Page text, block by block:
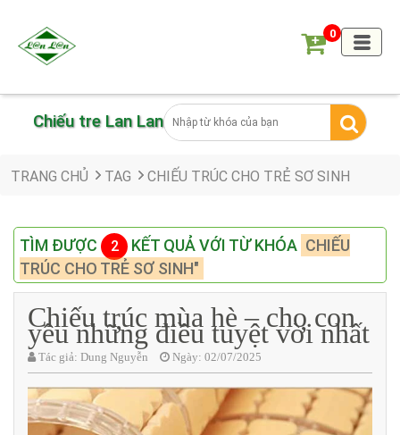
0
Chiếu tre Lan Lan
TRANG CHỦ TAG CHIẾU TRÚC CHO TRẺ SƠ SINH
TÌM ĐƯỢC 2 KẾT QUẢ VỚI TỪ KHÓA CHIẾU
TRÚC CHO TRẺ SƠ SINH"
Chiếu trúc mùa hè – cho con
yêu những điều tuyệt vời nhất
Tác giả: Dung Nguyễn Ngày: 02/07/2025